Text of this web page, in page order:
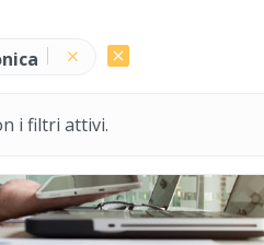
i filtri attivi.